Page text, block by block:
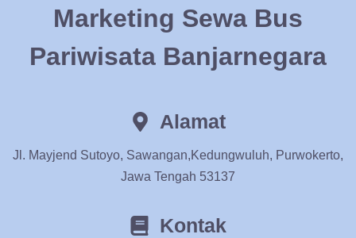
Marketing Sewa Bus
Pariwisata Banjarnegara
Alamat
Jl. Mayjend Sutoyo, Sawangan,Kedungwuluh, Purwokerto,
Jawa Tengah 53137
Kontak